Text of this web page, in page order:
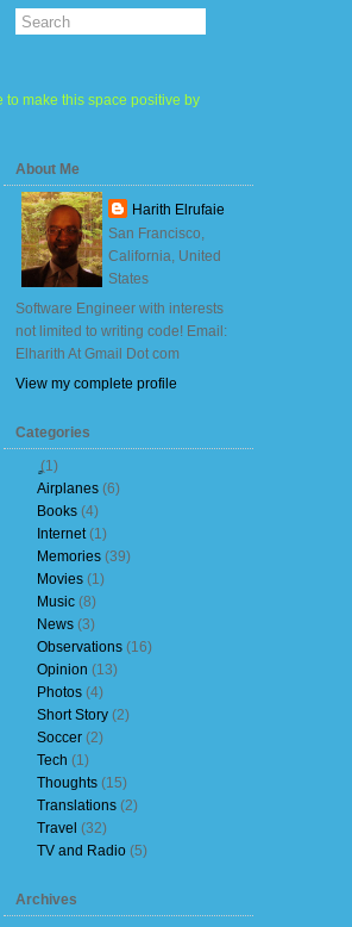
to make this space positive by
About Me
Harith Elrufaie
San Francisco,
California, United
States
Software Engineer with interests
not limited to writing code! Email:
Elharith At Gmail Dot com
View my complete profile
Categories
(1)
Airplanes (6)
Books (4)
Internet(1)
Memories (39)
Movies (1)
Music (8)
News (3)
Observations (16)
Opinion (13)
Photos (4)
Short Story (2)
Soccer (2)
Tech (1)
Thoughts (15)
Translations (2)
Travel (32)
TV and Radio (5)
Archives